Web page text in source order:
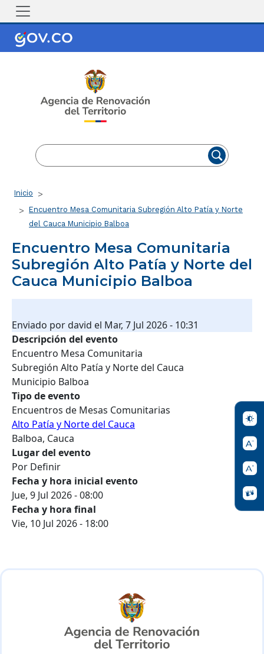
Pasar al contenido principal
Ruta de navegación
Inicio
Encuentro Mesa Comunitaria Subregión Alto Patía y Norte
del Cauca Municipio Balboa
Encuentro Mesa Comunitaria
Subregión Alto Patía y Norte del
Cauca Municipio Balboa
Enviado pordavid el Mar, 7 Jul 2026 - 10:31
Descripción del evento
Encuentro Mesa Comunitaria
Subregión Alto Patía y Norte del Cauca
Municipio Balboa
Tipo de evento
Encuentros de Mesas Comunitarias
Alto Patía y Norte del Cauca
Balboa, Cauca
Lugar del evento
Por Definir
Fecha y hora inicial evento
Jue, 9 Jul 2026 - 08:00
Fecha y hora final
Vie, 10 Jul 2026 - 18:00